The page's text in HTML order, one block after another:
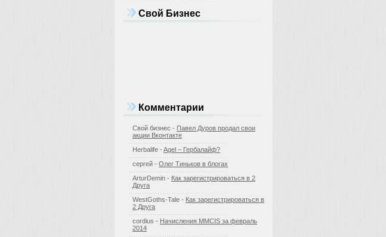
Свой Бизнес
Комментарии
Свой бизнес - Павел Дуров продал свои
акции Вконтакте
Herbalife - Agel – Гербалайф?
сергей - Олег Тиньков в блогах
ArturDemin - Как зарегистрироваться в 2
Друга
WestGoths-Tale - Как зарегистрироваться в
2 Друга
cordius - Начисления MMCIS за февраль
2014